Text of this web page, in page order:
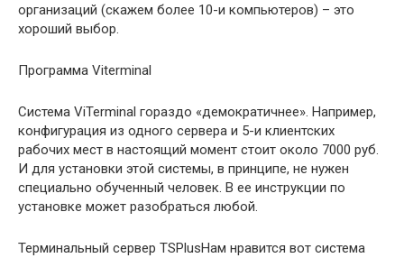
организаций (скажем более 10-и компьютеров) – это
хороший выбор.
Программа Viterminal
Система ViTerminal гораздо «демократичнее». Например,
конфигурация из одного сервера и 5-и клиентских
рабочих мест в настоящий момент стоит около 7000 руб.
И для установки этой системы, в принципе, не нужен
специально обученный человек. В ее инструкции по
установке может разобраться любой.
Терминальный сервер TSPlusНам нравится вот система